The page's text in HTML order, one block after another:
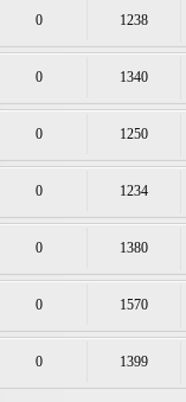
0 1238
0 1340
0 1250
0 1234
0 1380
0 1570
0 1399